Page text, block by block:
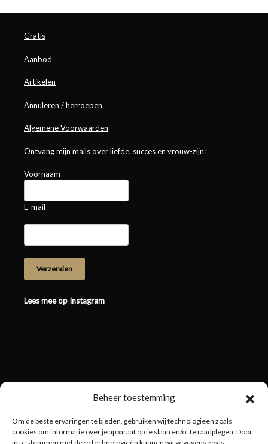
Beheer toestemming
Om de beste ervaringen te bieden, gebruiken wij technologieën zoals
cookies om informatie over je apparaat op te slaan en/of te raadplegen. Door
Gratis
Aanbod
Artikelen
Annuleren / herroepen
Algemene Voorwaarden
Ontvang mijn mails over liefde, succes en vrouw-zijn:
Voornaam
E-mail
Lees mee op Instagram